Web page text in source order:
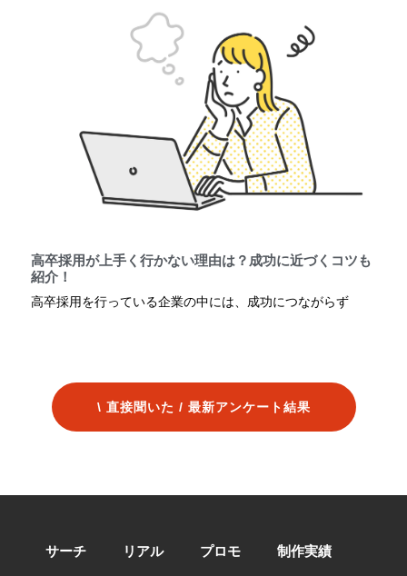
高卒採用が上手く行かない理由は？成功に近づくコツも
紹介！
高卒採用を行っている企業の中には、成功につながらず
\ 直接聞いた / 最新アンケート結果
サーチ リアル プロモ 制作実績